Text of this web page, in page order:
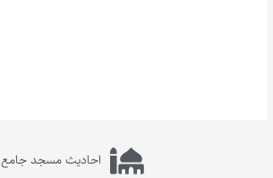
احادیث مسجد جامع